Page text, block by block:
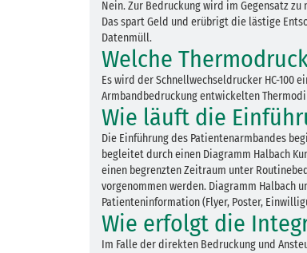
Nein. Zur Bedruckung wird im Gegensatz
Das spart Geld und erübrigt die lästige
Datenmüll.
Welche
Es wird der Schnellwechseldrucker HC-100
Armbandbedruckung entwickelten
Wie läuft die
Die Einführung des Patientenarmbandes
begleitet durch einen Diagramm Halbach
einen begrenzten Zeitraum unter
vorgenommen werden. Diagramm Halbach
Patienteninformation (Flyer, Poster,
Wie erfolgt die
Im Falle der direkten Bedruckung und